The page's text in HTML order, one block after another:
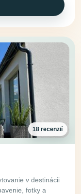
18 recenzií
v destinácii
fotky a